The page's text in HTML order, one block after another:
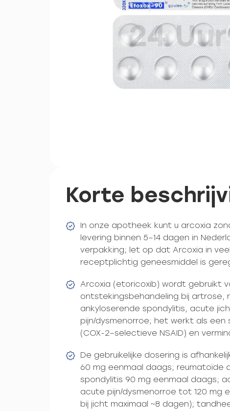
Korte
In onze apotheek kunt u arcoxia
levering binnen 5–14 dagen in
verpakking; let op dat Arcoxia in
receptplichtig geneesmiddel is
Arcoxia (etoricoxib) wordt gebruikt
ontstekingsbehandeling bij artrose,
ankyloserende spondylitis, acute
pijn/dysmenorroe; het werkt als een
(COX-2–selectieve NSAID) en
De gebruikelijke dosering is
60 mg eenmaal daags; reumatoïde
spondylitis 90 mg eenmaal daags;
acute pijn/dysmenorroe tot 120 mg
bij jicht maximaal ~8 dagen);